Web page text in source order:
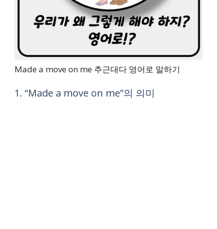
Made a move on me 추근대다 영어로 말하기
1. “Made a move on me”의 의미